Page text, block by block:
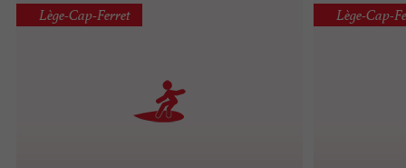
Lège-Cap-Ferret Lège-Cap-